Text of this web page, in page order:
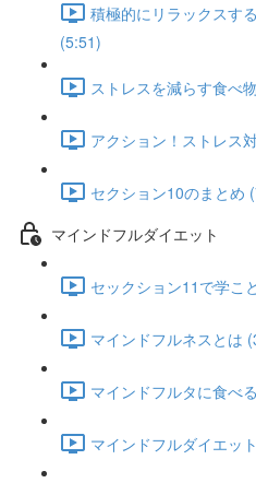
積極的にリラックスす
(5:51)
ストレスを減らす食べ
アクション！ストレス
セクション10のまとめ
マインドフルダイエット
セックション11で学こ
マインドフルネスとは
マインドフルタに食べ
マインドフルダイエッ